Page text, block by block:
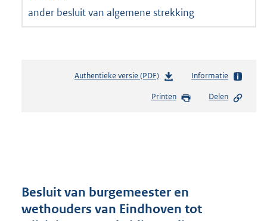
ander besluit van algemene strekking
Authentieke versie (PDF)b
s
r
o
Informatie
Printen Delen
Besluit van burgemeester en
wethouders van Eindhoven tot